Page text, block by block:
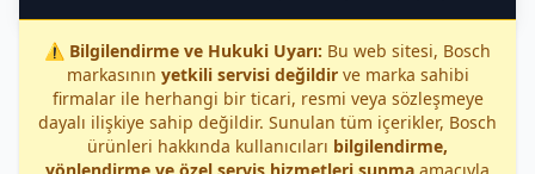
⚠️ Bilgilendirme ve Hukuki Uyarı: Bu web sitesi, Bosch
markasının yetkili servisi değildirve marka sahibi
firmalar ile herhangi bir ticari, resmi veya sözleşmeye
dayalı ilişkiye sahip değildir. Sunulan tüm içerikler, Bosch
ürünleri hakkında kullanıcıları bilgilendirme,